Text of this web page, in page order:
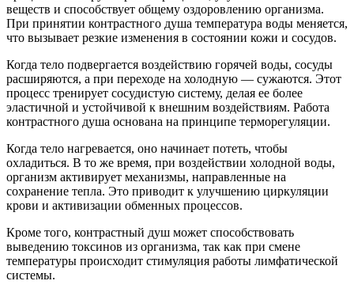
веществ и способствует общему оздоровлению организма.
При принятии контрастного душа температура воды меняется,
что вызывает резкие изменения в состоянии кожи и сосудов.
Когда тело подвергается воздействию горячей воды, сосуды
расширяются, а при переходе на холодную — сужаются. Этот
процесс тренирует сосудистую систему, делая ее более
эластичной и устойчивой к внешним воздействиям. Работа
контрастного душа основана на принципе терморегуляции.
Когда тело нагревается, оно начинает потеть, чтобы
охладиться. В то же время, при воздействии холодной воды,
организм активирует механизмы, направленные на
сохранение тепла. Это приводит к улучшению циркуляции
крови и активизации обменных процессов.
Кроме того, контрастный душ может способствовать
выведению токсинов из организма, так как при смене
температуры происходит стимуляция работы лимфатической
системы.